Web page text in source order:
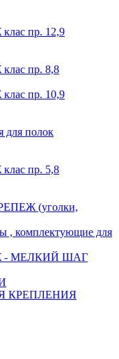
пр. 12,9
пр. 8,8
пр. 10,9
полок
пр. 5,8
(уголки,
комплектующие для
- МЕЛКИЙ ШАГ
КРЕПЛЕНИЯ